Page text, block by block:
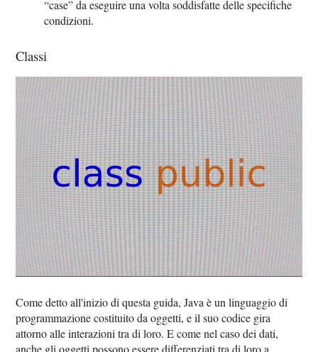
“case” da eseguire una volta soddisfatte delle specifiche
condizioni.
Classi
Come detto all'inizio di questa guida, Java è un linguaggio di
programmazione costituito da oggetti, e il suo codice gira
attorno alle interazioni tra di loro. E come nel caso dei dati,
anche gli oggetti possono essere differenziati tra di loro a